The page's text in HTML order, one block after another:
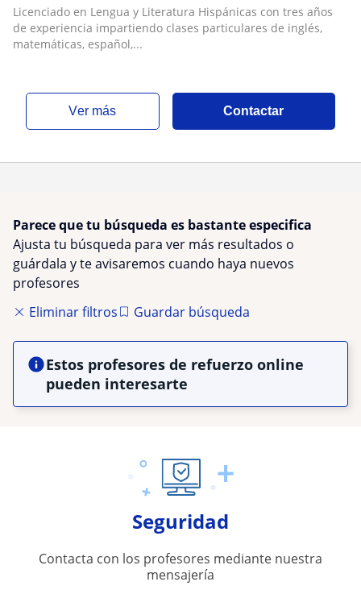
Licenciado en Lengua y Literatura Hispánicas con tres años
de experiencia impartiendo clases particulares de inglés,
matemáticas, español,...
ver más Contactar
Parece que tu búsqueda es bastante especifica
Ajusta tu búsqueda para ver más resultados o
guárdala y te avisaremos cuando haya nuevos
profesores
Eliminar filtros
Guardar búsqueda
Estos profesores de refuerzo online
pueden interesarte
Seguridad
Contacta con los profesores mediante nuestra
mensajería